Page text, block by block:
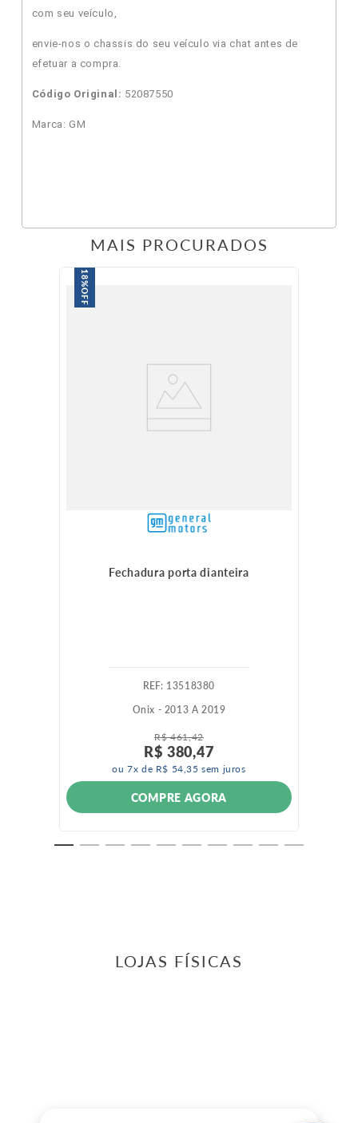
com seu veículo,
envie-nos o chassis do seu veículo via chat antes de
efetuar a compra.
Código Original: 52087550
Marca: GM
MAIS PROCURADOS
18%
OFF
Fechadura porta dianteira
: 13518380
Onix - 2013 A 2019
R$ 461,42
R$ 380,47
ou7x de R$ 54,35 sem juros
COMPRE AGORA
LOJAS FÍSICAS